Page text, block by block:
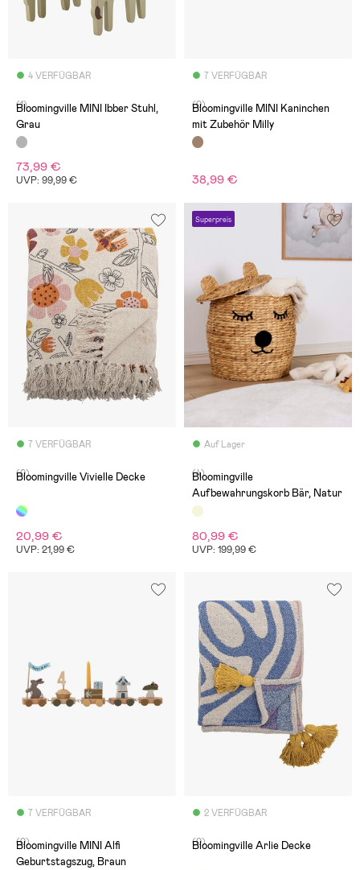
4 VERFÜGBAR
(1)
Bloomingville MINI Ibber Stuhl,
Grau
73,99 €
UVP: 99,99 €
7 VERFÜGBAR
(0)
Bloomingville MINI Kaninchen
mit Zubehör Milly
38,99 €
7 VERFÜGBAR
(0)
Bloomingville Vivielle Decke
20,99 €
UVP: 21,99 €
Superpreis
Auf Lager
(4)
Bloomingville
Aufbewahrungskorb Bär, Natur
80,99 €
UVP: 199,99 €
7 VERFÜGBAR
(0)
Bloomingville MINI Alfi
Geburtstagszug, Braun
2 VERFÜGBAR
(0)
Bloomingville Arlie Decke